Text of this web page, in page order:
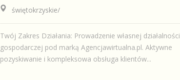
świętokrzyskie/
Twój Zakres Działania: Prowadzenie własnej działalności
gospodarczej pod marką Agencjawirtualna.pl. Aktywne
pozyskiwanie i kompleksowa obsługa klientów...